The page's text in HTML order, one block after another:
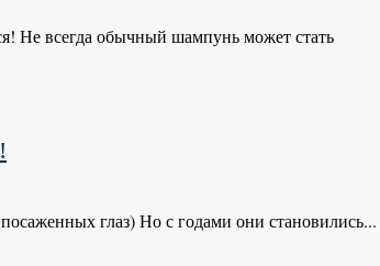
Не всегда обычный шампунь может стать
глаз) Но с годами они становились...